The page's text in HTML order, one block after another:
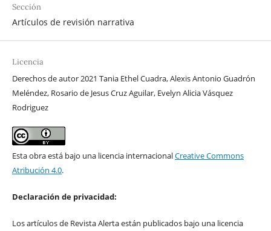
Sección
Artículos de revisión narrativa
Licencia
Derechos de autor 2021 Tania Ethel Cuadra, Alexis Antonio Guadrón
Meléndez, Rosario de Jesus Cruz Aguilar, Evelyn Alicia Vásquez
Rodriguez
Esta obra está bajo una licencia internacionalCreative Commons
Atribución 4.0.
Declaración de privacidad:
Los artículos de Revista Alerta están publicados bajo una licencia